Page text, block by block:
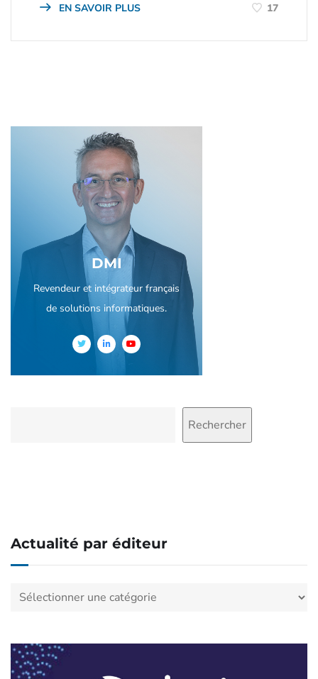
EN SAVOIR PLUS 17
DMI
Revendeur et intégrateur français
de solutions informatiques.
Rechercher
Actualité par éditeur
Actualité